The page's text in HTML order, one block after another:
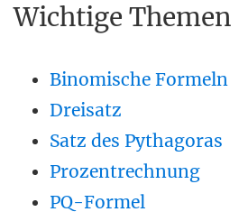
Wichtige Themen
Binomische Formeln
Dreisatz
Satz des Pythagoras
Prozentrechnung
PQ-Formel